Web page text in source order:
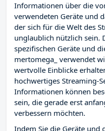
Informationen über die
verwendeten Geräte und
der sich für die Welt des
unglaublich nützlich sein.
spezifischen Geräte und
mertomega_ verwendet
wertvolle Einblicke
hochwertiges Streaming-
Informationen können
sein, die gerade erst
verbessern möchten.
Indem Sie die Geräte und